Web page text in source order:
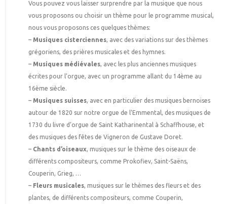
Vous pouvez vous laisser surprendre par la musique que nous
vous proposons ou choisir un thème pour le programme musical,
nous vous proposons ces quelques thèmes:
– Musiques cisterciennes, avec des variations sur des thèmes
grégoriens, des prières musicales et des hymnes.
– Musiques médiévales, avec les plus anciennes musiques
écrites pour l’orgue, avec un programme allant du 14ème au
16ème siècle.
– Musiques suisses, avec en particulier des musiques bernoises
autour de 1820 sur notre orgue de l’Emmental, des musiques de
1730 du livre d’orgue de Saint Katharinental à Schaffhouse, et
des musiques des fêtes de Vigneron de Gustave Doret.
– Chants d’oiseaux, musiques sur le thème des oiseaux de
différents compositeurs, comme Prokofiev, Saint-Saëns,
Couperin, Grieg, …
– Fleurs musicales, musiques sur le thèmes des fleurs et des
plantes, de différents compositeurs, comme Couperin,